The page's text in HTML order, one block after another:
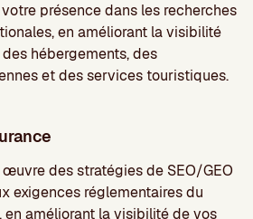
présence dans les recherches
en améliorant la visibilité
hébergements, des
et des services touristiques.
des stratégies de SEO/GEO
exigences réglementaires du
améliorant la visibilité de vos